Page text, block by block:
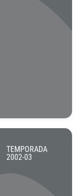
TEMPORADA
2002-03